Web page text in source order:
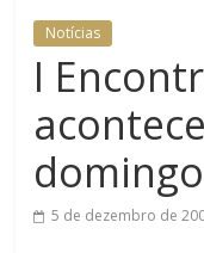
Notícias
I
domingo
5 de dezembro de